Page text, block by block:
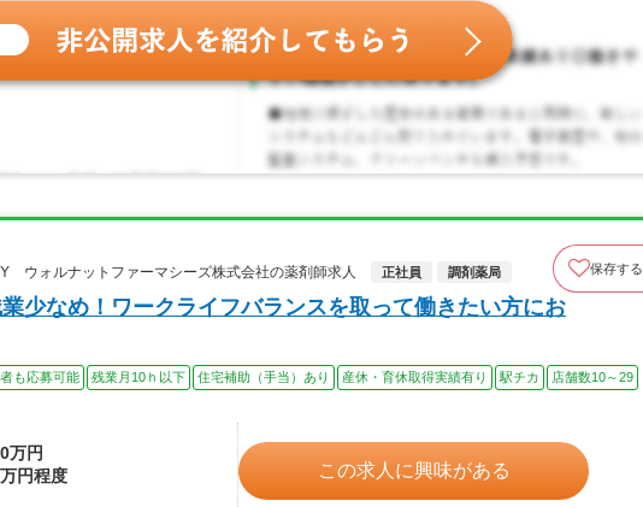
ウォルナットファーマシーズ株式会社の薬剤師求人
正社員 調剤薬局 保存する
業少なめ！ワークライフバランスを取って働きたい方にお
も応募可能 残業月10ｈ以下 住宅補助（手当）あり 産休・育休取得実績有り 駅チカ
店舗数10～29
万円
円程度
この求人に興味がある